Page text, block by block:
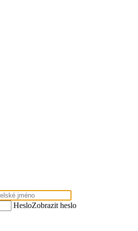
HesloZobrazit heslo